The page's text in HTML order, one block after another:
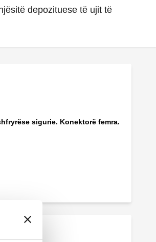
depozituese të ujit të
sigurie. Konektorë femra.
sigurie, mashkull,